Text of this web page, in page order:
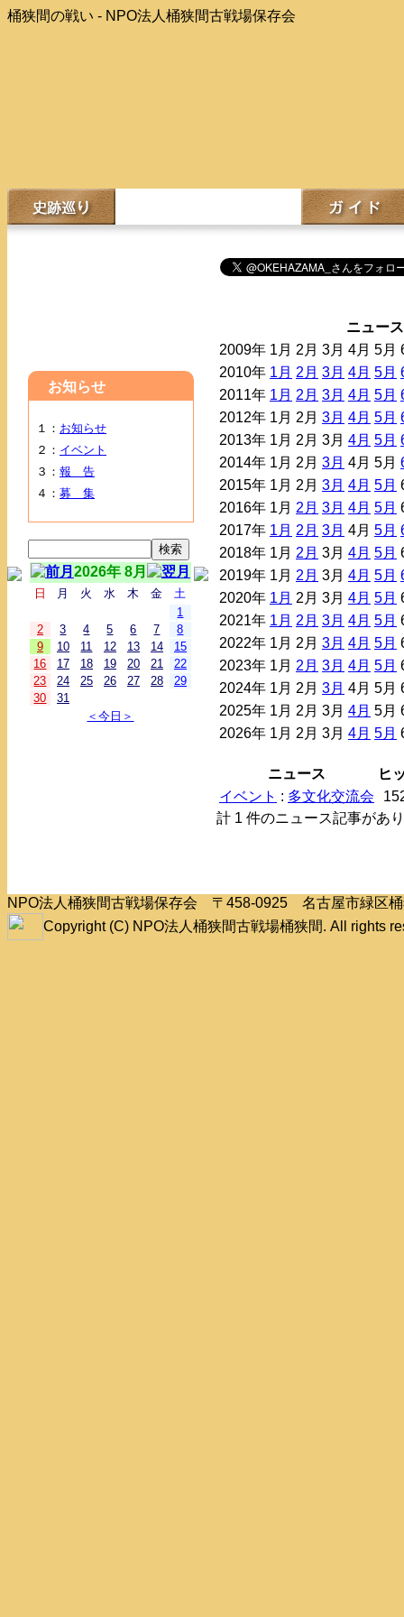
桶狭間の戦い - NPO法人桶狭間古戦場保存会
お知らせ
１： お知らせ
２： イベント
３： 報 告
４： 募 集
2026年 8月
日 月 火 水 木 金
土
1
2
3 4 5 6 7
8
9
10 11 12 13 14
15
16
17 18 19 20 21
22
23
24 25 26 27 28
29
30
31
＜今日＞
ニュー
2009年 1月 2月 3月 4月 5月
2010年 1月 2月 3月 4月 5月
2011年 1月 2月 3月 4月 5月
2012年 1月 2月 3月 4月 5月
2013年 1月 2月 3月 4月 5月
2014年 1月 2月 3月 4月 5月
2015年 1月 2月 3月 4月 5月
2016年 1月 2月 3月 4月 5月
2017年 1月 2月 3月 4月 5月
2018年 1月 2月 3月 4月 5月
2019年 1月 2月 3月 4月 5月
2020年 1月 2月 3月 4月 5月
2021年 1月 2月 3月 4月 5月
2022年 1月 2月 3月 4月 5月
2023年 1月 2月 3月 4月 5月
2024年 1月 2月 3月 4月 5月
2025年 1月 2月 3月 4月 5月
2026年 1月 2月 3月 4月 5月
ニュース
ヒ
イベント : 多文化交流会
計 1 件のニュース記事があ
NPO法人桶狭間古戦場保存会 〒458-0925 名古屋市緑区
Copyright (C) NPO法人桶狭間古戦場桶狭間. All rights